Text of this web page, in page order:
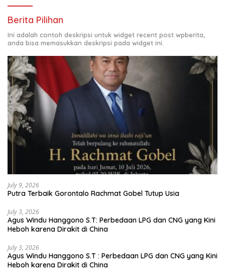
Berita Pilihan
Ini adalah contoh deskripsi untuk widget recent post wpberita,
anda bisa memasukkan deskripsi pada widget ini.
July 9, 2026
Putra Terbaik Gorontalo Rachmat Gobel Tutup Usia
July 3, 2026
Agus Windu Hanggono S.T: Perbedaan LPG dan CNG yang Kini
Heboh karena Dirakit di China
July 3, 2026
Agus Windu Hanggono S.T : Perbedaan LPG dan CNG yang Kini
Heboh karena Dirakit di China